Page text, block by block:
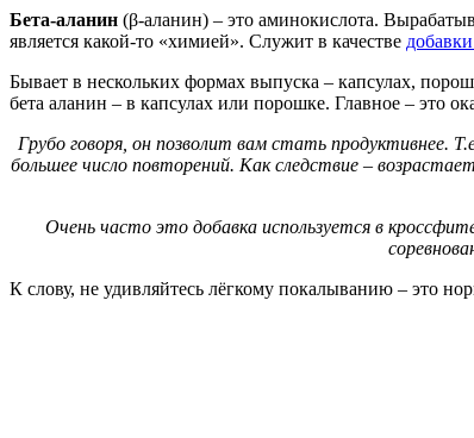
Бета-аланин (β-аланин) – это аминокислота.
является какой-то «химией». Служит в качестве
Бывает в нескольких формах выпуска – капсулах,
бета аланин – в капсулах или порошке. Главное – это
Грубо говоря, он позволит вам стать продуктивнее.
большее число повторений. Как следствие –
Очень часто это добавка используется в
К слову, не удивляйтесь лёгкому покалыванию – это